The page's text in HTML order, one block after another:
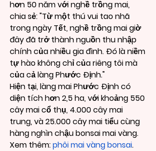
hơn 50 năm với nghề trồng mai,
chia sẻ: "Từ một thú vui tao nhã
trong ngày Tết, nghề trồng mai giờ
đây đã trở thành nguồn thu nhập
chính của nhiều gia đình. Đó là niềm
tự hào không chỉ của riêng tôi mà
của cả làng Phước Định."
Hiện tại, làng mai Phước Định có
diện tích hơn 2,5 ha, với khoảng 550
cây mai cổ thụ, 4.000 cây mai
trung, và 25.000 cây mai tiểu cùng
hàng nghìn chậu bonsai mai vàng.
Xem thêm: phôi mai vàng bonsai.